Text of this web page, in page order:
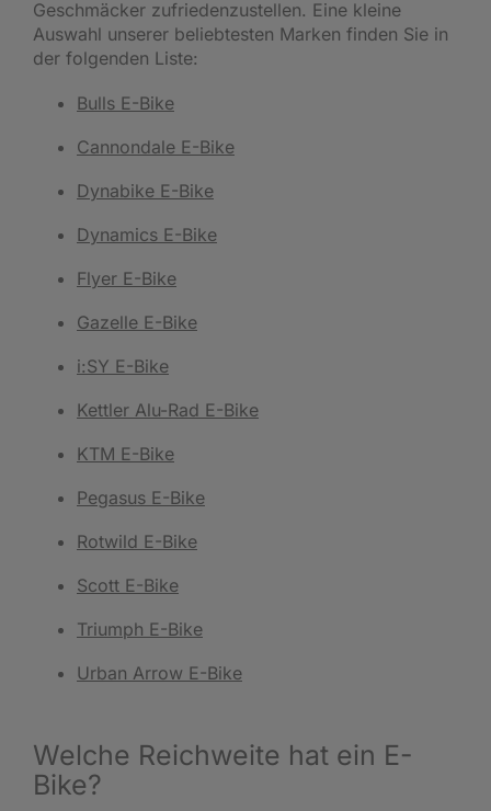
Geschmäcker zufriedenzustellen. Eine kleine
Auswahl unserer beliebtesten Marken finden Sie in
der folgenden Liste:
Bulls E-Bike
Cannondale E-Bike
Dynabike E-Bike
Dynamics E-Bike
Flyer E-Bike
Gazelle E-Bike
i:SY E-Bike
Kettler Alu-Rad E-Bike
KTM E-Bike
Pegasus E-Bike
Rotwild E-Bike
Scott E-Bike
Triumph E-Bike
Urban Arrow E-Bike
Welche Reichweite hat ein E-
Bike?